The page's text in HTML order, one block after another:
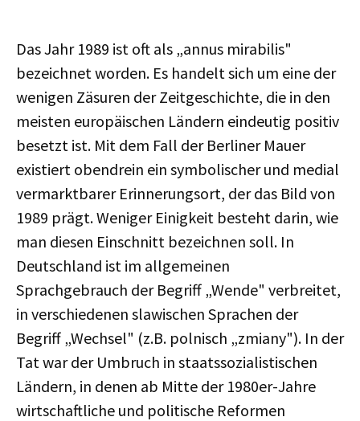
Das Jahr 1989 ist oft als „annus mirabilis"
bezeichnet worden. Es handelt sich um eine der
wenigen Zäsuren der Zeitgeschichte, die in den
meisten europäischen Ländern eindeutig positiv
besetzt ist. Mit dem Fall der Berliner Mauer
existiert obendrein ein symbolischer und medial
vermarktbarer Erinnerungsort, der das Bild von
1989 prägt. Weniger Einigkeit besteht darin, wie
man diesen Einschnitt bezeichnen soll. In
Deutschland ist im allgemeinen
Sprachgebrauch der Begriff „Wende" verbreitet,
in verschiedenen slawischen Sprachen der
Begriff „Wechsel" (z.B. polnisch „zmiany"). In der
Tat war der Umbruch in staatssozialistischen
Ländern, in denen ab Mitte der 1980er-Jahre
wirtschaftliche und politische Reformen